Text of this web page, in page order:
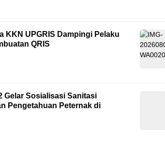
KKN UPGRIS Dampingi Pelaku
QRIS
Gelar Sosialisasi Sanitasi
Pengetahuan Peternak di